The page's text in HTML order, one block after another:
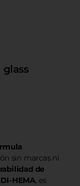
sin marcas ni
de
HEMA, es